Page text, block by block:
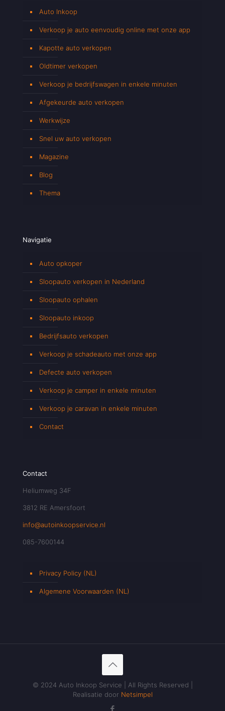
Auto Inkoop
Verkoop je auto eenvoudig online met onze app
Kapotte auto verkopen
Oldtimer verkopen
Verkoop je bedrijfswagen in enkele minuten
Afgekeurde auto verkopen
Werkwijze
Snel uw auto verkopen
Magazine
Blog
Thema
Navigatie
Auto opkoper
Sloopauto verkopen in Nederland
Sloopauto ophalen
Sloopauto inkoop
Bedrijfsauto verkopen
Verkoop je schadeauto met onze app
Defecte auto verkopen
Verkoop je camper in enkele minuten
Verkoop je caravan in enkele minuten
Contact
Contact
Heliumweg 34F
3812 RE Amersfoort
info@autoinkoopservice.nl
085-7600144
Privacy Policy (NL)
Algemene Voorwaarden (NL)
© 2024 Auto Inkoop Service | All Rights Reserved |
Realisatie door Netsimpel